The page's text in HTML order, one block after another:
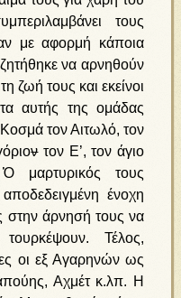
τους
με αφορμή κάποια
να αρνηθούν
ζωή τους και εκείνοι
αυτής της ομάδας
τον Αιτωλό, τον
ντον Ε’, τον άγιο
μαρτυρικός τους
ένοχη
στην άρνησή τους να
Τέλος,
οι εξ Αγαρηνών ως
Αχμέτ κ.λπ. Η